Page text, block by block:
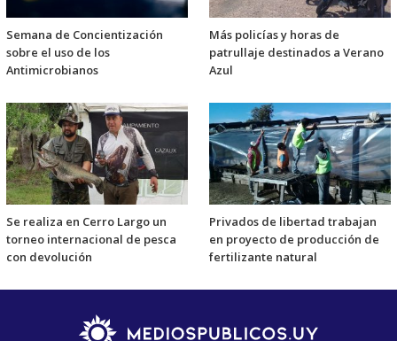
Semana de Concientización
sobre el uso de los
Antimicrobianos
Más policías y horas de
patrullaje destinados a Verano
Azul
Se realiza en Cerro Largo un
torneo internacional de pesca
con devolución
Privados de libertad trabajan
en proyecto de producción de
fertilizante natural